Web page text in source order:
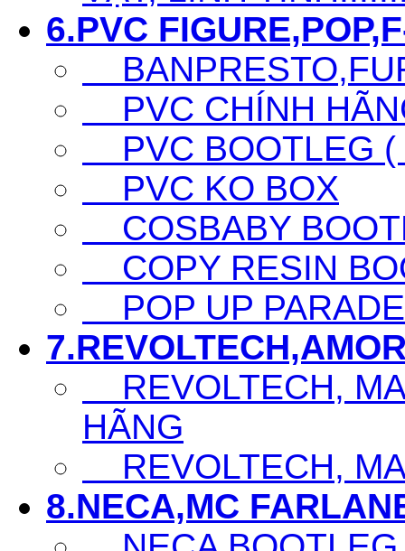
6.PVC
PVC CHÍNH
PVC BOOTLEG (
PVC KO BOX
COSBABY
COPY RESIN
POP UP PARADE
REVOLTECH,
HÃNG
REVOLTECH,
8.NECA,MC